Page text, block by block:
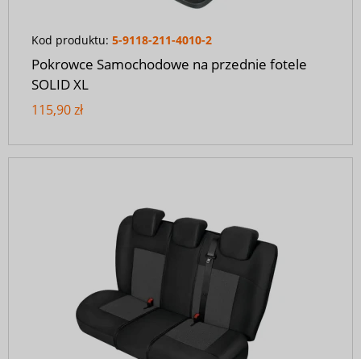
Kod produktu: 5-9118-211-4010-2
Pokrowce Samochodowe na przednie fotele
SOLID XL
115,90 zł